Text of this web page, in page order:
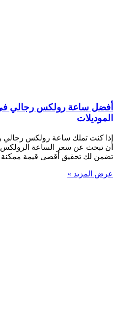
أفضل ساعة رولكس رجالي
الموديلات
إذا كنت تملك ساعة رولكس رجالي
أن تبحث عن سعر الساعة
تضمن لك تحقيق أقصى قيمة ممكنة
عرض المزيد »